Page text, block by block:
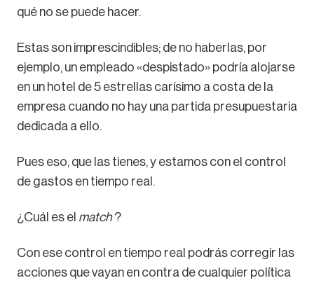
qué no se puede hacer.
Estas son imprescindibles; de no haberlas, por
ejemplo, un empleado «despistado» podría alojarse
en un hotel de 5 estrellas carísimo a costa de la
empresa cuando no hay una partida presupuestaria
dedicada a ello.
Pues eso, que las tienes, y estamos con el control
de gastos en tiempo real.
¿Cuál es el match?
Con ese control en tiempo real podrás corregir las
acciones que vayan en contra de cualquier política